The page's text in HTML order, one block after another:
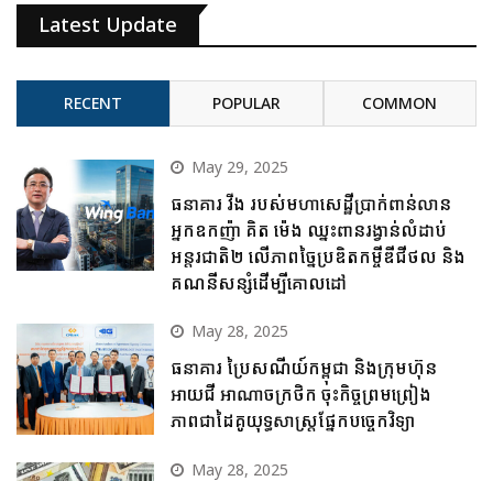
Latest Update
RECENT POPULAR COMMON
May 29, 2025
ធនាគារ វីង របស់មហាសេដ្ឋីប្រាក់ពាន់លាន
អ្នកឧកញ៉ា គិត ម៉េង ឈ្នះពានរង្វាន់លំដាប់
អន្តរជាតិ២ លើភាពច្នៃប្រឌិតកម្ចីឌីជីថល និង
គណនីសន្សំដើម្បីគោលដៅ
May 28, 2025
ធនាគារ ប្រៃសណីយ៍កម្ពុជា និងក្រុមហ៊ុន
អាយជី អាណាចក្រថិក ចុះកិច្ចព្រមព្រៀង
ភាពជាដៃគូយុទ្ធសាស្ត្រផ្នែកបច្ចេកវិទ្យា
May 28, 2025